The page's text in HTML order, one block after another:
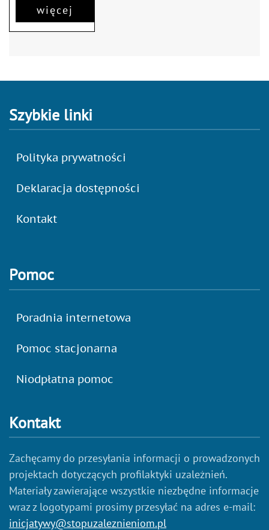
więcej
Szybkie linki
Polityka prywatności
Deklaracja dostępności
Kontakt
Pomoc
Poradnia internetowa
Pomoc stacjonarna
Niodpłatna pomoc
Kontakt
Zachęcamy do przesyłania informacji o prowadzonych
projektach dotyczących profilaktyki uzależnień.
Materiały zawierające wszystkie niezbędne informacje
wraz z logotypami prosimy przesyłać na adres e-mail:
inicjatywy@stopuzaleznieniom.pl